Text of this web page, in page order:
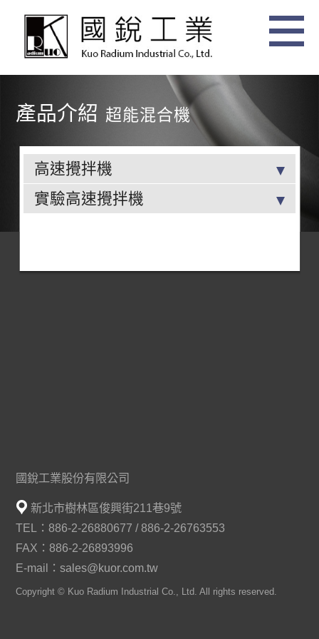
產品介紹 超能混合機
高速攪拌機
實驗高速攪拌機
國銳工業股份有限公司
新北市樹林區俊興街211巷9號
TEL：886-2-26880677 / 886-2-26763553
FAX：886-2-26893996
E-mail：sales@kuor.com.tw
Copyright © Kuo Radium Industrial Co., Ltd. All rights reserved.